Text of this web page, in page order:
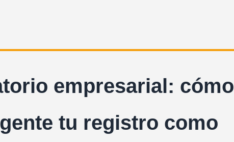
empresarial: cómo
tu registro como